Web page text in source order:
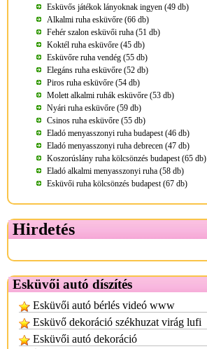
Esküvős játékok lányoknak ingyen (49 db)
Alkalmi ruha esküvőre (66 db)
Fehér szalon esküvői ruha (51 db)
Koktél ruha esküvőre (45 db)
Esküvőre ruha vendég (55 db)
Elegáns ruha esküvőre (52 db)
Piros ruha esküvőre (54 db)
Molett alkalmi ruhák esküvőre (53 db)
Nyári ruha esküvőre (59 db)
Csinos ruha esküvőre (55 db)
Eladó menyasszonyi ruha budapest (46 db)
Eladó menyasszonyi ruha debrecen (47 db)
Koszorúslány ruha kölcsönzés budapest (65 db)
Eladó alkalmi menyasszonyi ruha (58 db)
Esküvői ruha kölcsönzés budapest (67 db)
Hirdetés
Esküvői autó díszítés
Esküvői autó bérlés videó www
Esküvő dekoráció székhuzat virág lufi
Esküvői autó dekoráció